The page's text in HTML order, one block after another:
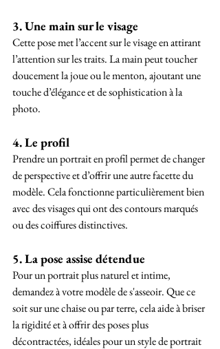
3. Une main sur le visage
Cette pose met l’accent sur le visage en attirant
l’attention sur les traits. La main peut toucher
doucement la joue ou le menton, ajoutant une
touche d’élégance et de sophistication à la
photo.
4. Le profil
Prendre un portrait en profil permet de changer
de perspective et d’offrir une autre facette du
modèle. Cela fonctionne particulièrement bien
avec des visages qui ont des contours marqués
ou des coiffures distinctives.
5. La pose assise détendue
Pour un portrait plus naturel et intime,
demandez à votre modèle de s'asseoir. Que ce
soit sur une chaise ou par terre, cela aide à briser
la rigidité et à offrir des poses plus
décontractées, idéales pour un style de portrait